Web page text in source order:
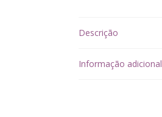
Descrição
Informação adicional